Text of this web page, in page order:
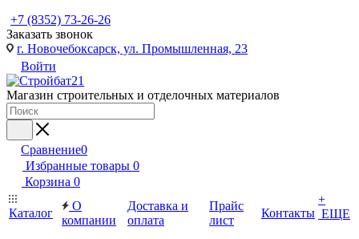
+7 (8352) 73-26-26
Заказать звонок
г. Новочебоксарск, ул. Промышленная, 23
Войти
Магазин строительных и отделочных материалов
Сравнение0
Избранные товары 0
Корзина 0
Каталог
О
компании
Доставка и
оплата
Прайс
лист
Контакты
+
ЕЩЕ